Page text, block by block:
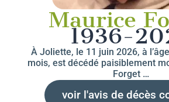
Maurice
1936-
À Joliette, le 11 juin 2026, à
mois, est décédé paisiblement
Forget …
voir l'avis de décès